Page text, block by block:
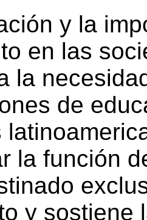
y la
en las
la
de
la función
y sostiene